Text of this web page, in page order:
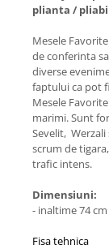
plianta /
Mesele
de conferinta
diverse
faptului ca pot
Mesele
marimi. Sunt
Sevelit, Werzali
scrum de
trafic intens.
Dimensiuni:
- inaltime 74 cm
Fisa tehnica